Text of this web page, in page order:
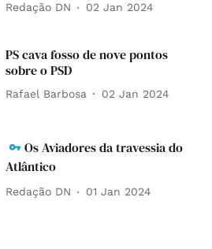
Redação DN 02 Jan 2024
PS cava fosso de nove pontos
sobre o PSD
Rafael Barbosa 02 Jan 2024
Os Aviadores da travessia do
Atlântico
Redação DN 01 Jan 2024